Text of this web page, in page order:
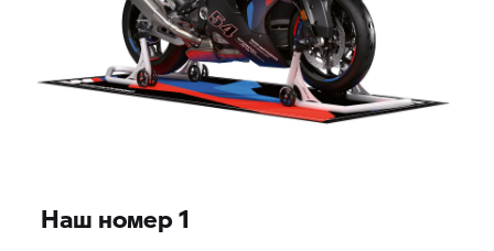
Наш номер 1